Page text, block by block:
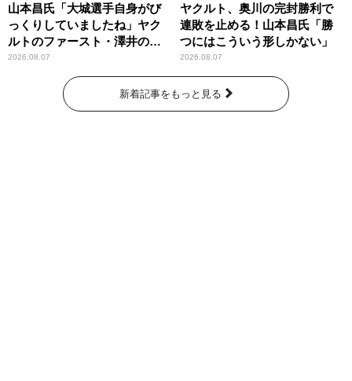
山本昌氏「大城選手自身がび
っくりしていましたね」ヤク
ルトのファースト・澤井の判
断を評価
2026.08.07
ヤクルト、奥川の完封勝利で
連敗を止める！山本昌氏「勝
つにはこういう形しかない」
2026.08.07
新着記事をもっと見る